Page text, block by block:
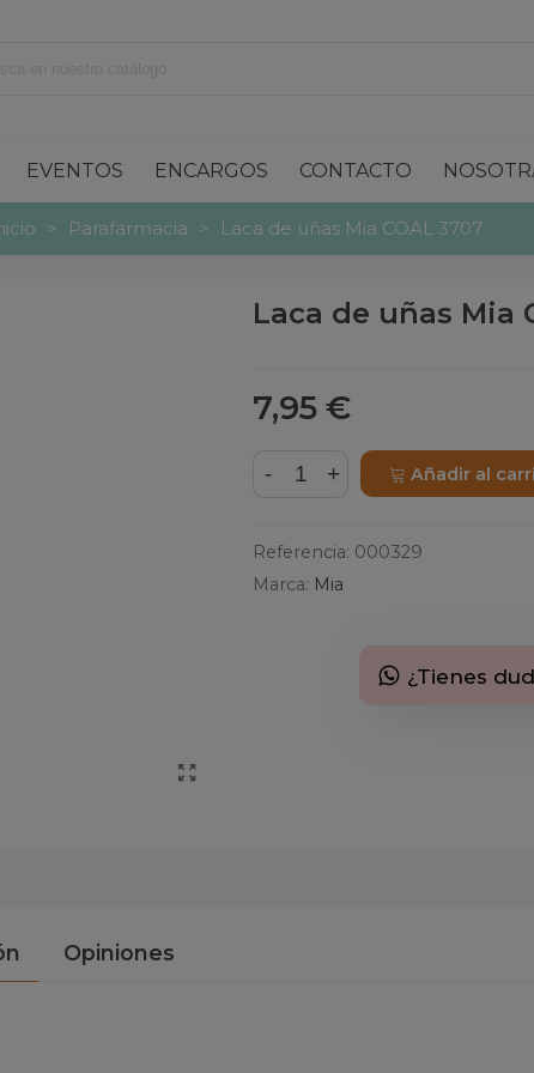
EVENTOS ENCARGOS CONTACTO
> Parafarmacia > Laca de uñas Mia COAL 3707
Laca de uñas Mia
7,95 €
- + Añadir al
Referencia: 000329
Marca: Mia
¿Tienes
Opiniones